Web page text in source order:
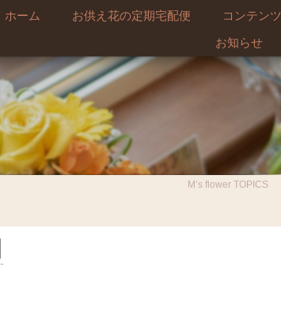
ホーム お供え花の定期宅配便 コンテンツ
お知らせ
M’s flower TOPICS